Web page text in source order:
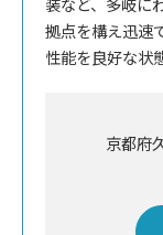
拠点を構え迅速
性能を良好な状
京都府